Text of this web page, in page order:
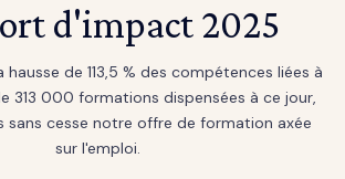
d'impact 2025
hausse de 113,5 % des compétences liées à
313 000 formations dispensées à ce jour,
sans cesse notre offre de formation axée
sur l'emploi.